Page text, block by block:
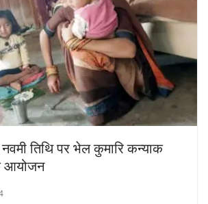
तिथि पर भेल कुमारि कन्याक